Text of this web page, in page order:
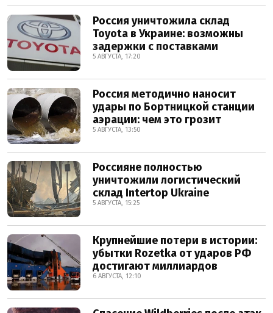
Россия уничтожила склад
Toyota в Украине: возможны
задержки с поставками
5 АВГУСТА, 17:20
Россия методично наносит
удары по Бортницкой станции
аэрации: чем это грозит
5 АВГУСТА, 13:50
Россияне полностью
уничтожили логистический
склад Intertop Ukraine
5 АВГУСТА, 15:25
Крупнейшие потери в истории:
убытки Rozetka от ударов РФ
достигают миллиардов
6 АВГУСТА, 12:10